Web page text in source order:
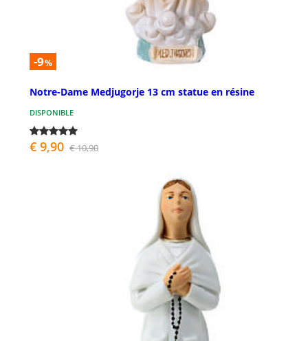
-9%
Notre-Dame Medjugorje 13 cm statue en résine
DISPONIBLE
€ 9,90 € 10,90